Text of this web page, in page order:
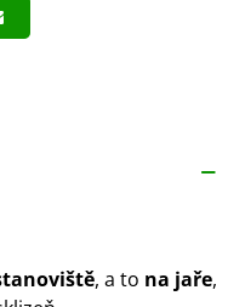
, a to na jaře,